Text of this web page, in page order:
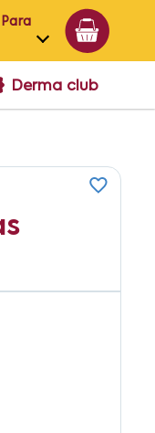
Derma club